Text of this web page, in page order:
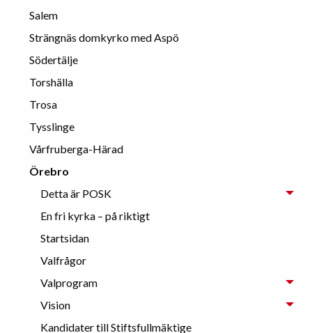
Salem
Strängnäs domkyrko med Aspö
Södertälje
Torshälla
Trosa
Tysslinge
Vårfruberga-Härad
Örebro
Detta är POSK
En fri kyrka – på riktigt
Startsidan
Valfrågor
Valprogram
Vision
Kandidater till Stiftsfullmäktige